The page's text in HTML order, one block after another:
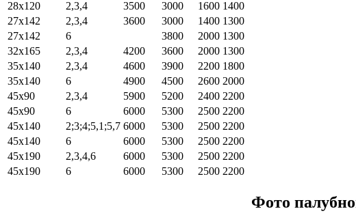
28х120
2,3,4 3500 3000 1600 1400
27х142
2,3,4 3600 3000 1400 1300
27х142
6 3800 2000 1300
32х165
2,3,4 4200 3600 2000 1300
35х140
2,3,4 4600 3900 2200 1800
35х140
6 4900 4500 2600 2000
45х90
2,3,4 5900 5200 2400 2200
45х90
6 6000 5300 2500 2200
45х140
2;3;4;5,1;5,7 6000 5300 2500 2200
45х140
6 6000 5300 2500 2200
45х190
2,3,4,6 6000 5300 2500 2200
45х190
6 6000 5300 2500 2200
Фото